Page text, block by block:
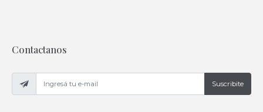
Contactanos
Suscribite